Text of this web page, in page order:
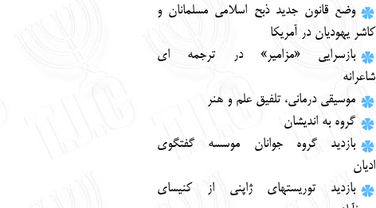
وضع قانون جديد ذبح اسلامي مسلمانان و
كاشر يهوديان در آمريكا
بازسرايي «مزامير» در ترجمه ‏اي
شاعرانه
موسيقي درماني، تلفيق علم و هنر
گروه به ‏انديشان
بازديد گروه جوانان موسسه گفتگوي
اديان
بازديد توريست‏هاي ژاپني از كنيساي